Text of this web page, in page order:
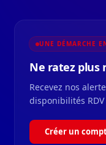
UNE DÉMARCHE
Ne ratez plus
Recevez nos
disponibilités
Créer un